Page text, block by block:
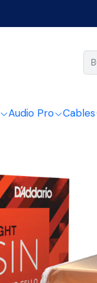
Audio Pro Cables
Instrumentos